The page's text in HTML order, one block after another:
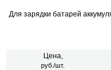
Для зарядки батарей
Цена,
руб./шт.